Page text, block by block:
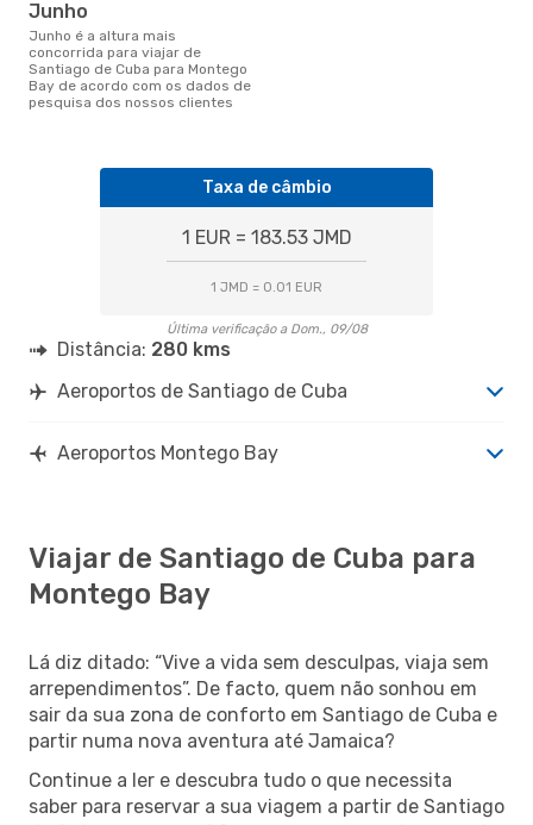
junho
junho é a altura mais
concorrida para viajar de
Santiago de Cuba para Montego
Bay de acordo com os dados de
pesquisa dos nossos clientes
Taxa de câmbio
1 EUR = 183.53 JMD
1 JMD = 0.01 EUR
Última verificação a Dom., 09/08
Distância: 280 kms
Aeroportos de Santiago de Cuba
Aeroportos Montego Bay
Viajar de Santiago de Cuba para
Montego Bay
Lá diz ditado: “Vive a vida sem desculpas, viaja sem
arrependimentos”. De facto, quem não sonhou em
sair da sua zona de conforto em Santiago de Cuba e
partir numa nova aventura até Jamaica?
Continue a ler e descubra tudo o que necessita
saber para reservar a sua viagem a partir de Santiago